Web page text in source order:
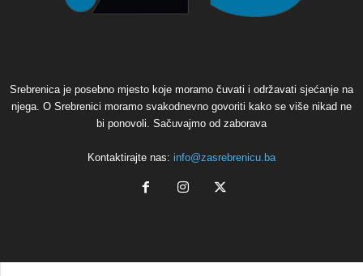
Srebrenica je posebno mjesto koje moramo čuvati i održavati sjećanje na
njega. O Srebrenici moramo svakodnevno govoriti kako se više nikad ne
bi ponovoli. Sačuvajmo od zaborava
Kontaktirajte nas: info@zasrebrenicu.ba